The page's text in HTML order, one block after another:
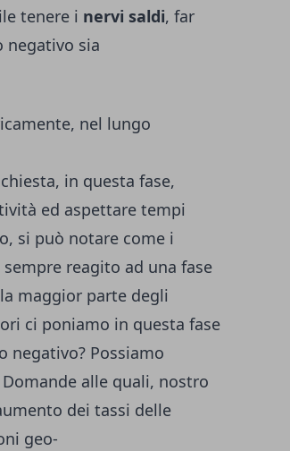
tenere i nervi saldi, far
negativo sia
nel lungo
in questa fase,
ed aspettare tempi
si può notare come i
reagito ad una fase
maggior parte degli
ci poniamo in questa fase
negativo? Possiamo
alle quali, nostro
dei tassi delle
geo-